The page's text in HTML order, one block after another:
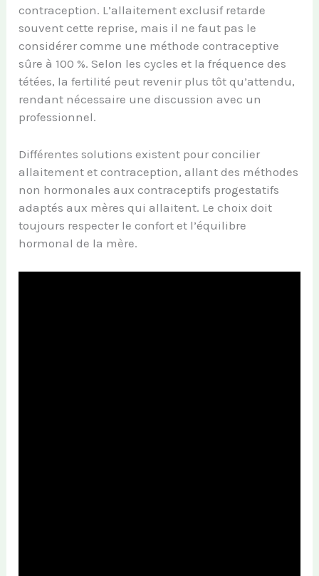
contraception. L’allaitement exclusif retarde
souvent cette reprise, mais il ne faut pas le
considérer comme une méthode contraceptive
sûre à 100 %. Selon les cycles et la fréquence des
tétées, la fertilité peut revenir plus tôt qu’attendu,
rendant nécessaire une discussion avec un
professionnel.
Différentes solutions existent pour concilier
allaitement et contraception, allant des méthodes
non hormonales aux contraceptifs progestatifs
adaptés aux mères qui allaitent. Le choix doit
toujours respecter le confort et l’équilibre
hormonal de la mère.